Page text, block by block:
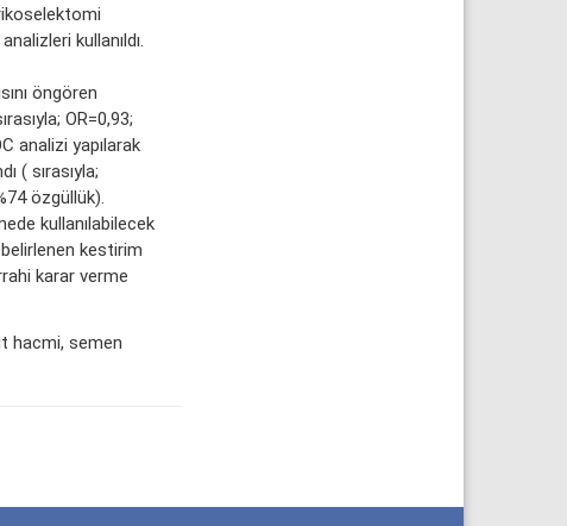
kullanıldı.
öngören
OR=0,93;
analizi yapılarak
( sırasıyla;
özgüllük).
kullanılabilecek
kestirim
karar verme
hacmi, semen